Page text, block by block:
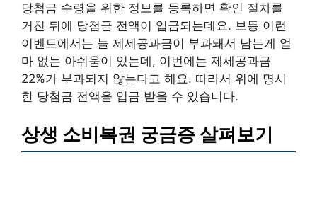
당첨금 수령을 위한 정보를 등록하면 확인 절차를
거친 뒤에 당첨금 전액이 입금되는데요. 보통 이런
이벤트에서는 늘 제세공과금이 부과돼서 남는게 얼
마 없는 아쉬움이 있는데, 이번에는 제세공과금
22%가 부과되지 않는다고 해요. 따라서 위에 명시
한 당첨금 전액을 입금 받을 수 있습니다.
상생 소비복권 궁금증 살펴보기